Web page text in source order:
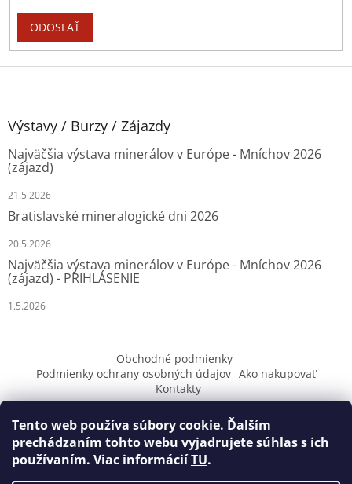
Tento web používa súbory cookie. Ďalším
prechádzaním tohto webu vyjadrujete súhlas s ich
používaním. Viac informáciíTU.
ODOSLAŤ
Z
Výstavy / Burzy / Zájazdy
Najväčšia výstava minerálov v Európe - Mníchov 2026
(zájazd)
21.5.2026
Bratislavské mineralogické dni 2026
20.5.2026
Najväčšia výstava minerálov v Európe - Mníchov 2026
(zájazd) - PRIHLÁSENIE
1.5.2026
Obchodné podmienky
Podmienky ochrany osobných údajov Ako nakupovať
Kontakty